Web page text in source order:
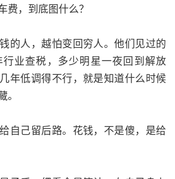
费，到底图什么？
的人，越怕变回穷人。他们见过的
业查税，多少明星一夜回到解放
年低调得不行，就是知道什么时候
。
自己留后路。花钱，不是傻，是给